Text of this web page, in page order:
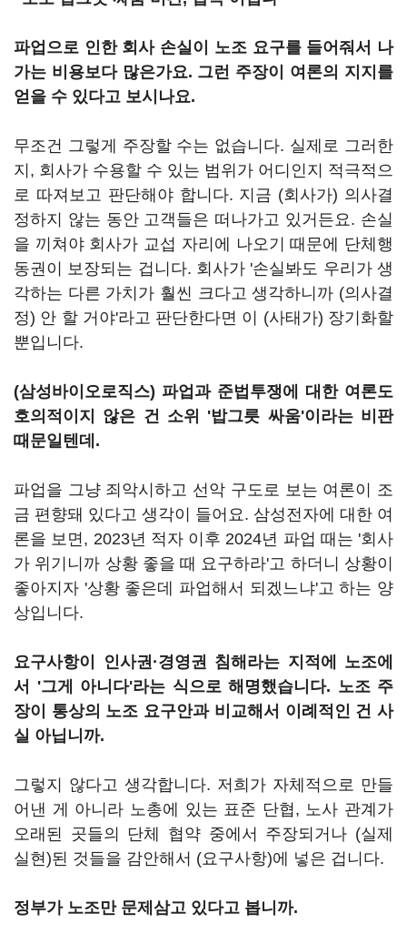
파업으로 인한 회사 손실이 노조 요구를 들어줘서 나
가는 비용보다 많은가요. 그런 주장이 여론의 지지를
얻을 수 있다고 보시나요.
무조건 그렇게 주장할 수는 없습니다. 실제로 그러한
지, 회사가 수용할 수 있는 범위가 어디인지 적극적으
로 따져보고 판단해야 합니다. 지금 (회사가) 의사결
정하지 않는 동안 고객들은 떠나가고 있거든요. 손실
을 끼쳐야 회사가 교섭 자리에 나오기 때문에 단체행
동권이 보장되는 겁니다. 회사가 '손실봐도 우리가 생
각하는 다른 가치가 훨씬 크다고 생각하니까 (의사결
정) 안 할 거야'라고 판단한다면 이 (사태가) 장기화할
뿐입니다.
(삼성바이오로직스) 파업과 준법투쟁에 대한 여론도
호의적이지 않은 건 소위 '밥그릇 싸움'이라는 비판
때문일텐데.
파업을 그냥 죄악시하고 선악 구도로 보는 여론이 조
금 편향돼 있다고 생각이 들어요. 삼성전자에 대한 여
론을 보면, 2023년 적자 이후 2024년 파업 때는 '회사
가 위기니까 상황 좋을 때 요구하라'고 하더니 상황이
좋아지자 '상황 좋은데 파업해서 되겠느냐'고 하는 양
상입니다.
요구사항이 인사권·경영권 침해라는 지적에 노조에
서 '그게 아니다'라는 식으로 해명했습니다. 노조 주
장이 통상의 노조 요구안과 비교해서 이례적인 건 사
실 아닙니까.
그렇지 않다고 생각합니다. 저희가 자체적으로 만들
어낸 게 아니라 노총에 있는 표준 단협, 노사 관계가
오래된 곳들의 단체 협약 중에서 주장되거나 (실제
실현)된 것들을 감안해서 (요구사항)에 넣은 겁니다.
정부가 노조만 문제삼고 있다고 봅니까.